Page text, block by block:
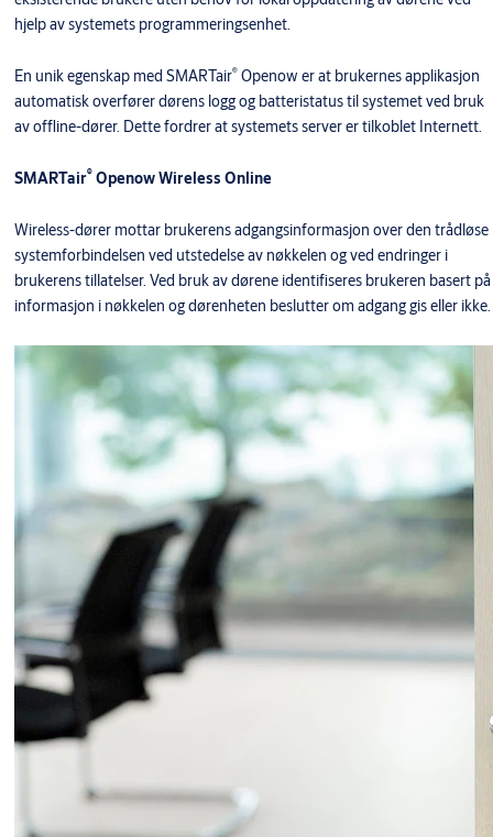
hjelp av systemets programmeringsenhet.
En unik egenskap med SMARTair®Openow er at brukernes applikasjon
automatisk overfører dørens logg og batteristatus til systemet ved bruk
av offline-dører. Dette fordrer at systemets server er tilkoblet Internett.
SMARTair®Openow Wireless Online
Wireless-dører mottar brukerens adgangsinformasjon over den trådløse
systemforbindelsen ved utstedelse av nøkkelen og ved endringer i
brukerens tillatelser. Ved bruk av dørene identifiseres brukeren basert på
informasjon i nøkkelen og dørenheten beslutter om adgang gis eller ikke.